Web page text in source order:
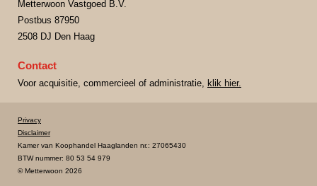
Metterwoon Vastgoed B.V.
Postbus 87950
2508 DJ Den Haag
Contact
Voor acquisitie, commercieel of administratie, klik hier.
Privacy
Disclaimer
Kamer van Koophandel Haaglanden nr.: 27065430
BTW nummer: 80 53 54 979
© Metterwoon 2026